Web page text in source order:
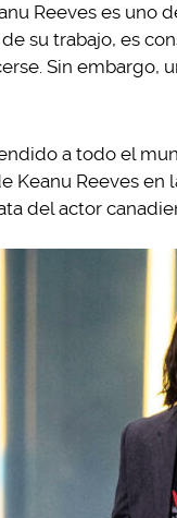
Reeves es uno
su trabajo, es
Sin embargo,
a todo el
Keanu Reeves en
del actor